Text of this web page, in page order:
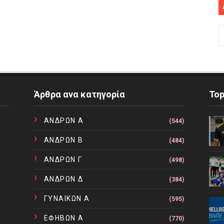
Άρθρα ανα κατηγορία
ΑΝΔΡΩΝ Α (544)
ΑΝΔΡΩΝ Β (484)
ΑΝΔΡΩΝ Γ (498)
ΑΝΔΡΩΝ Δ (384)
ΓΥΝΑΙΚΩΝ Α (595)
ΕΦΗΒΩΝ Α (770)